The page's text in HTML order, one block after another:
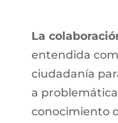
La
entendida
ciudadanía
a
conocimiento